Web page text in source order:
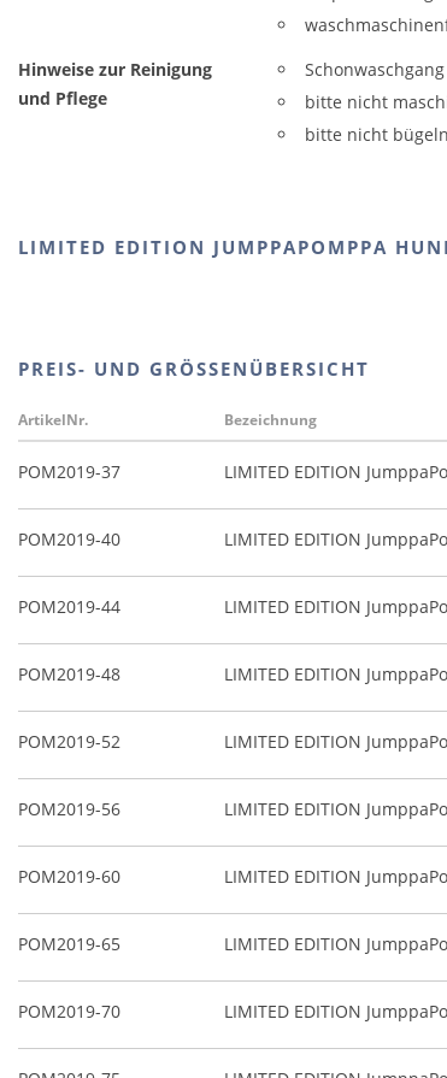
Hinweise zur Reinigung
und Pflege
bitte nicht
bitte nicht bügeln
LIMITED EDITION JUMPPAPOMPPA
PREIS- UND GRÖSSENÜBERSICHT
ArtikelNr. Bezeichnung
POM2019-37 LIMITED EDITION
POM2019-40 LIMITED EDITION
POM2019-44 LIMITED EDITION
POM2019-48 LIMITED EDITION
POM2019-52 LIMITED EDITION
POM2019-56 LIMITED EDITION
POM2019-60 LIMITED EDITION
POM2019-65 LIMITED EDITION
POM2019-70 LIMITED EDITION